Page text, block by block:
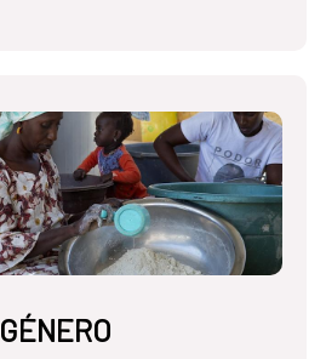
GÉNERO